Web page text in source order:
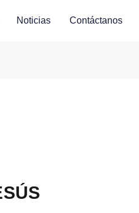
Noticias Contáctanos